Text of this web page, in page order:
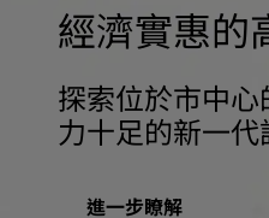
經濟實惠的
探索位於市中
力十足的新一
進一步瞭解